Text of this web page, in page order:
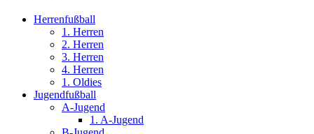
Herrenfußball
1. Herren
2. Herren
3. Herren
4. Herren
1. Oldies
Jugendfußball
A-Jugend
1. A-Jugend